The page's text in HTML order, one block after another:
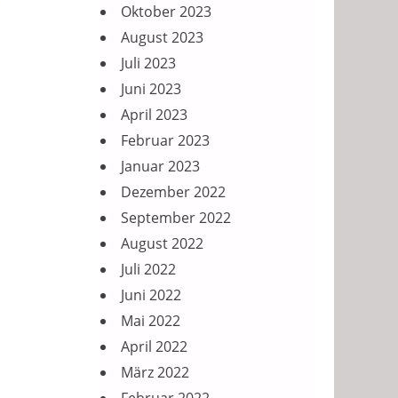
Oktober 2023
August 2023
Juli 2023
Juni 2023
April 2023
Februar 2023
Januar 2023
Dezember 2022
September 2022
August 2022
Juli 2022
Juni 2022
Mai 2022
April 2022
März 2022